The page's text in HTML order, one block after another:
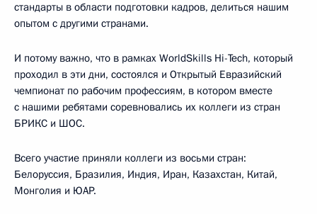
стандарты в области подготовки кадров, делиться нашим
опытом с другими странами.
И потому важно, что в рамках WorldSkills Hi-Tech, который
проходил в эти дни, состоялся и Открытый Евразийский
чемпионат по рабочим профессиям, в котором вместе
с нашими ребятами соревновались их коллеги из стран
БРИКС и ШОС.
Всего участие приняли коллеги из восьми стран:
Белоруссия, Бразилия, Индия, Иран, Казахстан, Китай,
Монголия и ЮАР.